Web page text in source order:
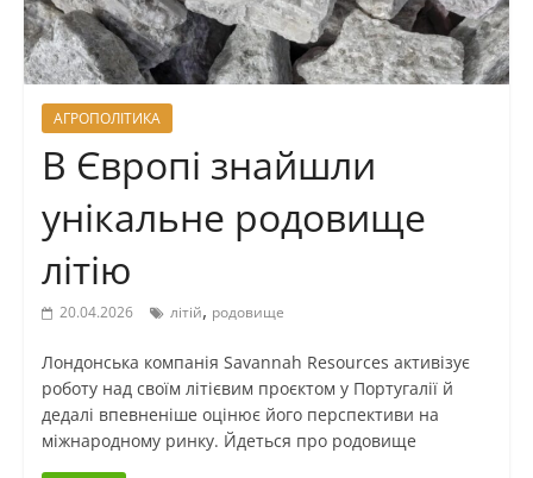
АГРОПОЛІТИКА
В Європі знайшли
унікальне родовище
літію
20.04.2026 літій, родовище
Лондонська компанія Savannah Resources активізує
роботу над своїм літієвим проєктом у Португалії й
дедалі впевненіше оцінює його перспективи на
міжнародному ринку. Йдеться про родовище